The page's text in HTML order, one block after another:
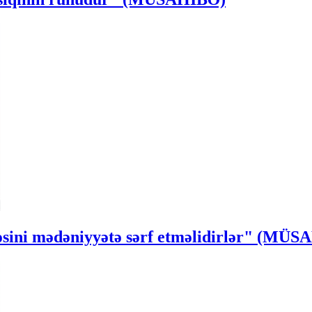
mədəniyyətə sərf etməlidirlər"